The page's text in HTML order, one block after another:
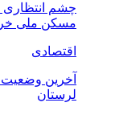
مسکن ملی
اقتصادی
آخرین وضعیت
لرستان